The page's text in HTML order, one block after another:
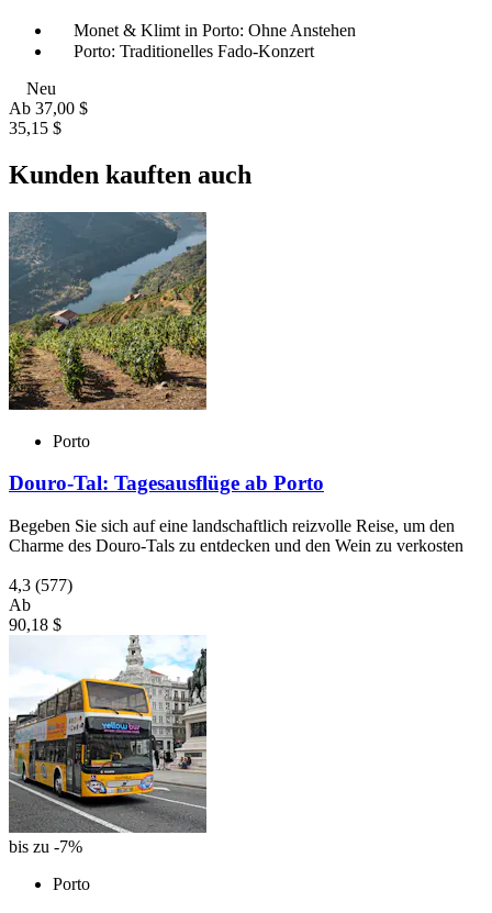
Monet & Klimt in Porto: Ohne Anstehen
Porto: Traditionelles Fado-Konzert
Neu
Ab 37,00 $
35,15 $
Kunden kauften auch
Porto
Douro-Tal: Tagesausflüge ab Porto
Begeben Sie sich auf eine landschaftlich reizvolle Reise, um den
Charme des Douro-Tals zu entdecken und den Wein zu verkosten
4,3 (577)
Ab
90,18 $
bis zu -7%
Porto